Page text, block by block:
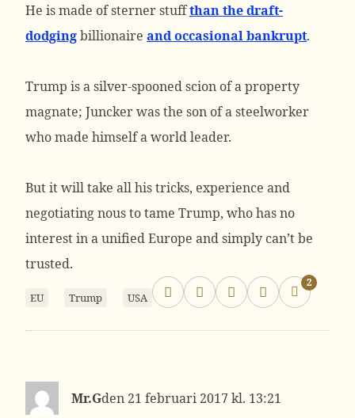
He is made of sterner stuffthan the draft-
dodgingbillionaire and occasional bankrupt.
Trump is a silver-spooned scion of a property
magnate; Juncker was the son of a steelworker
who made himself a world leader.
But it will take all his tricks, experience and
negotiating nous to tame Trump, who has no
interest in a unified Europe and simply can’t be
trusted.
EU Trump USA
2
Mr.G 21 februari 2017 kl. 13:21